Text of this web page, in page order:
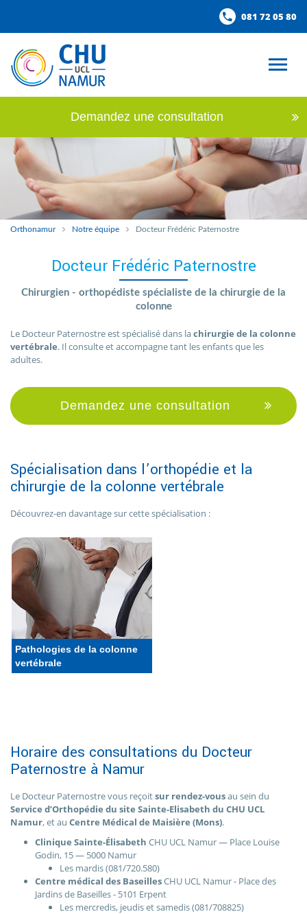
081 72 05 80
Demandez une consultation
Orthonamur Notre équipe Docteur Frédéric Paternostre
Docteur Frédéric Paternostre
Chirurgien - orthopédiste spécialiste de la chirurgie de la
colonne
Le Docteur Paternostre est spécialisé dans lachirurgie de la colonne
vertébrale. Il consulte et accompagne tant les enfants que les
adultes.
Demandez une consultation
Spécialisation dans l’orthopédie et la
chirurgie de la colonne vertébrale
Découvrez-en davantage sur cette spécialisation :
Pathologies de la colonne
vertébrale
Horaire des consultations du Docteur
Paternostre à Namur
Le Docteur Paternostre vous reçoitsur rendez-vousau sein du
Service d’Orthopédie du site Sainte-Elisabeth du CHU UCL
Namur, et au Centre Médical de Maisière (Mons).
Clinique Sainte-Élisabeth CHU UCL Namur — Place Louise
Godin, 15 — 5000 Namur
Les mardis (081/720.580)
Centre médical des BaseillesCHU UCL Namur - Place des
Jardins de Baseilles - 5101 Erpent
Les mercredis, jeudis et samedis (081/708825)